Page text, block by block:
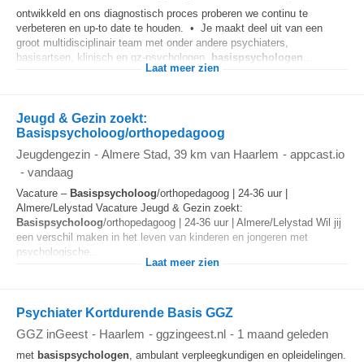
ontwikkeld en ons diagnostisch proces proberen we continu te
verbeteren en up-to date te houden. • Je maakt deel uit van een
groot multidisciplinair team met onder andere psychiaters,
basisartsen, klinisch en gz-psychologen, basispsychologen
Laat meer zien
Jeugd & Gezin zoekt:
Basispsycholoog/orthopedagoog
Jeugdengezin - Almere Stad, 39 km van Haarlem - appcast.io
- vandaag
Vacature – Basispsycholoog/orthopedagoog | 24-36 uur |
Almere/Lelystad Vacature Jeugd & Gezin zoekt:
Basispsycholoog/orthopedagoog | 24-36 uur | Almere/Lelystad Wil jij
een verschil maken in het leven van kinderen en jongeren met
psychologische...
Laat meer zien
Psychiater Kortdurende Basis GGZ
GGZ inGeest - Haarlem - ggzingeest.nl - 1 maand geleden
met basispsychologen, ambulant verpleegkundigen en opleidelingen.